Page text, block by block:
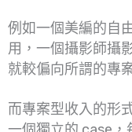
例如一個美編的自
用，一個攝影師攝
就較偏向所謂的專
而專案型收入的形